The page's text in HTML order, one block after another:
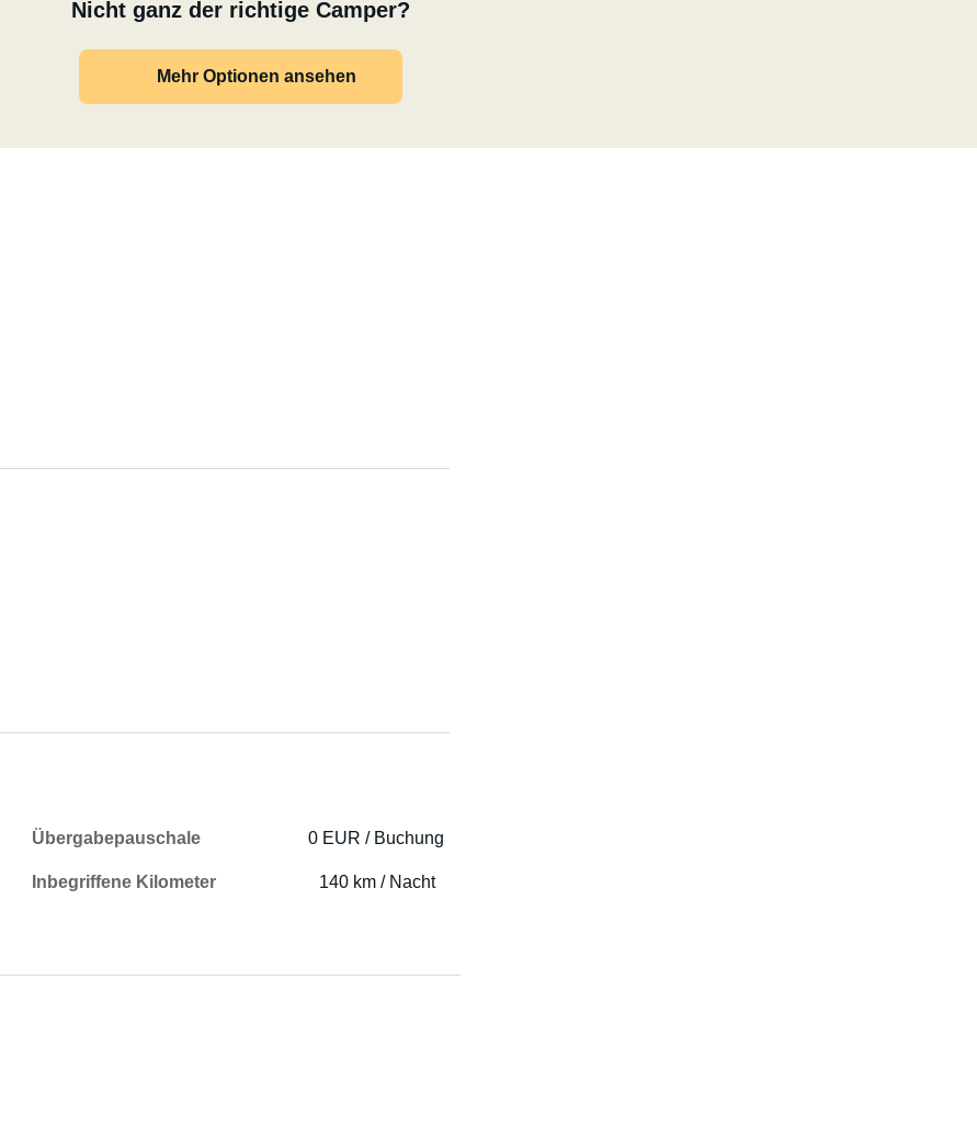
Nicht ganz der richtige Camper?
Mehr Optionen ansehen
Übergabepauschale 0 EUR / Buchung
Inbegriffene Kilometer 140 km / Nacht